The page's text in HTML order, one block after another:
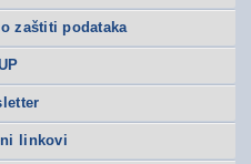
zaštiti podataka
linkovi